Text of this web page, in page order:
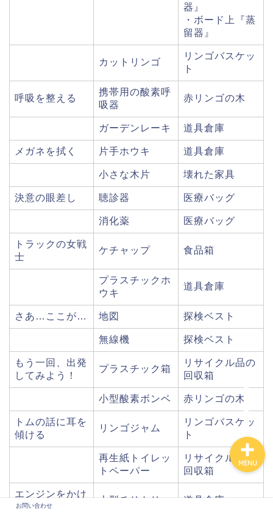
器』
・ボード上『蒸
留器』
カットリンゴ
リンゴバスケッ
ト
呼吸を整える
携帯用の酸素呼
吸器
赤リンゴの木
ガーデンレーキ 道具倉庫
メガネを拭く 片手ホウキ 道具倉庫
小さな木片 壊れた家具
決意の眼差し 聴診器 医療バッグ
消化薬 医療バッグ
トラックの女戦
士
ケチャップ 食品箱
プラスチックホ
ウキ
道具倉庫
さあ…ここが… 地図 探検ベスト
無線機 探検ベスト
もう一回、出発
してみよう！
プラスチック箱
リサイクル品の
回収箱
小型酸素ボンベ 赤リンゴの木
トムの話に耳を
傾ける
リンゴジャム
リンゴバスケッ
ト
再生紙トイレッ
トペーパー
リサイクル品の
回収箱
エンジンをかけ
る
大型チリトリ 道具倉庫
お問い合わせ
MENU
お問い合わせ